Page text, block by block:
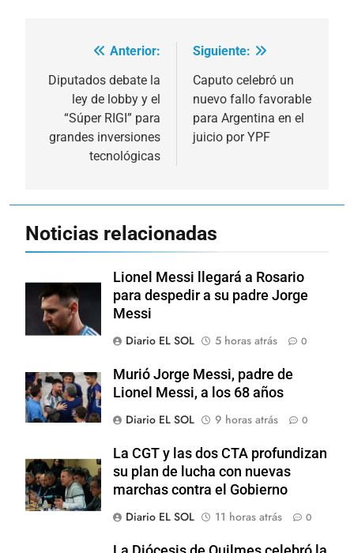
Navegación
de
entradas
Anterior:
Diputados debate la
ley de lobby y el
“Súper RIGI” para
grandes inversiones
tecnológicas
Siguiente:
Caputo celebró un
nuevo fallo favorable
para Argentina en el
juicio por YPF
Noticias relacionadas
Lionel Messi llegará a Rosario
para despedir a su padre Jorge
Messi
Diario EL SOL
5 horas atrás 0
Murió Jorge Messi, padre de
Lionel Messi, a los 68 años
Diario EL SOL
9 horas atrás 0
La CGT y las dos CTA profundizan
su plan de lucha con nuevas
marchas contra el Gobierno
Diario EL SOL
11 horas atrás 0